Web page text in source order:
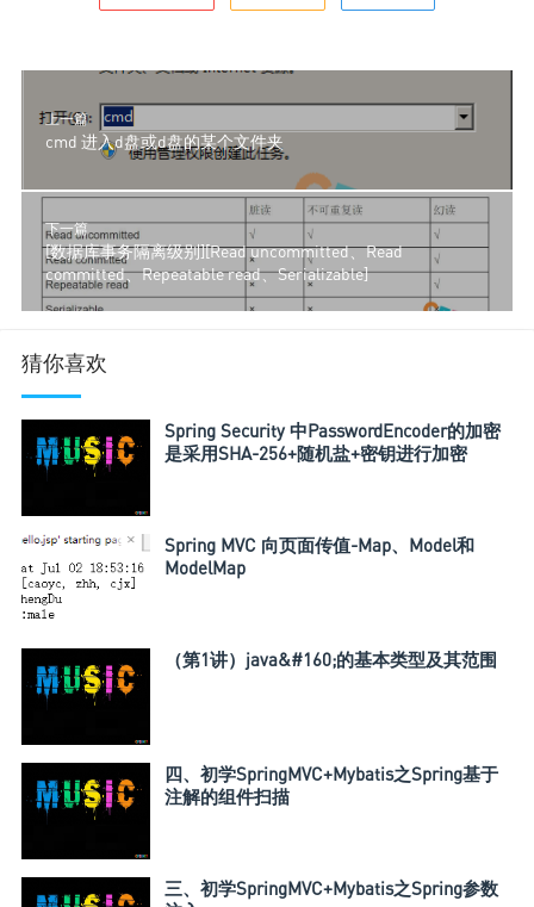
上一篇
cmd 进入d盘或d盘的某个文件夹
下一篇
[数据库事务隔离级别][Read uncommitted、Read
committed、Repeatable read、Serializable]
猜你喜欢
Spring Security 中PasswordEncoder的加密
是采用SHA-256+随机盐+密钥进行加密
Spring MVC 向页面传值-Map、Model和
ModelMap
（第1讲）java&#160;的基本类型及其范围
四、初学SpringMVC+Mybatis之Spring基于
注解的组件扫描
三、初学SpringMVC+Mybatis之Spring参数